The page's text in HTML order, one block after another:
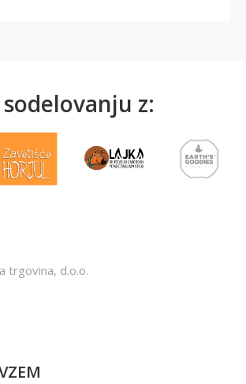
sodelovanju z:
trgovina, d.o.o.